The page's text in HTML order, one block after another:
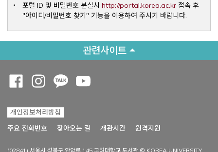
포털 ID 및 비밀번호 분실시 http://portal.korea.ac.krOpens a
접속 후
"아이디/비밀번호 찾기" 기능을 이용하여 주시기 바랍니다.
관련사이트
개인정보처리방침
주요 전화번호
찾아오는 길 개관시간 원격지원
(02841) 서울시 성북구 안암로 145 고려대학교 도서관 © KOREA UNIVERSITY
Opens a new window
Opens a new window
Opens a new window